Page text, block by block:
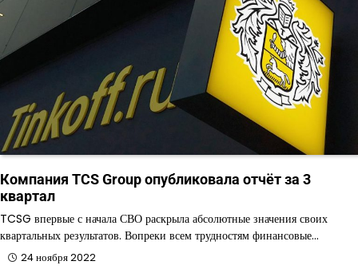
Компания TCS Group опубликовала отчёт за 3
квартал
TCSG впервые с начала СВО раскрыла абсолютные значения своих
квартальных результатов. Вопреки всем трудностям финансовые…
24 ноября 2022